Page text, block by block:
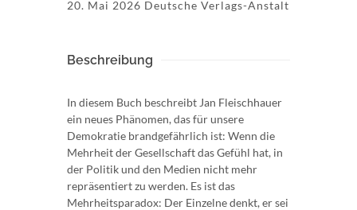
20. Mai 2026 Deutsche Verlags-Anstalt
Beschreibung
In diesem Buch beschreibt Jan Fleischhauer
ein neues Phänomen, das für unsere
Demokratie brandgefährlich ist: Wenn die
Mehrheit der Gesellschaft das Gefühl hat, in
der Politik und den Medien nicht mehr
repräsentiert zu werden. Es ist das
Mehrheitsparadox: Der Einzelne denkt, er sei